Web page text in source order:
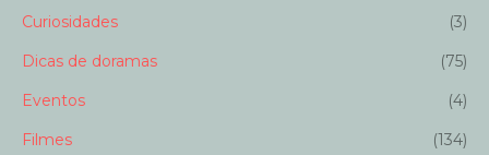
Curiosidades
(3)
Dicas de doramas
(75)
Eventos
(4)
Filmes
(134)